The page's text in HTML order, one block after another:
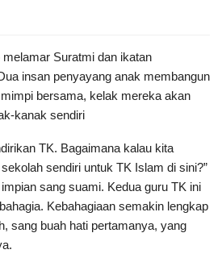
Suratmi dan ikatan
insan penyayang anak membangun
bersama, kelak mereka akan
kanak sendiri
TK. Bagaimana kalau kita
sendiri untuk TK Islam di sini?”
sang suami. Kedua guru TK ini
Kebahagiaan semakin lengkap
sang buah hati pertamanya, yang